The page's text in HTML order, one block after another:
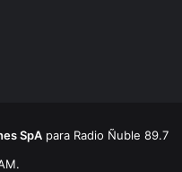
SpA para Radio Ñuble 89.7